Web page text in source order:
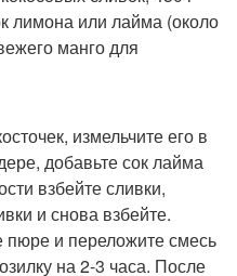
лимона или лайма (около
манго для
измельчите его в
добавьте сок лайма
взбейте сливки,
и снова взбейте.
пюре и переложите смесь
на 2-3 часа. После